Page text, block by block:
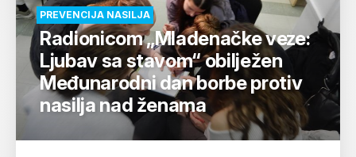
PREVENCIJA NASILJA
Radionicom „Mladenačke veze:
Ljubav sa stavom“ obilježen
Međunarodni dan borbe protiv
nasilja nad ženama